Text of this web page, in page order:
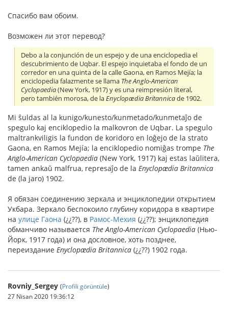
Спасибо вам обоим.
Возможен ли этот перевод?
Debo a la conjunción de un espejo y de una enciclopedia el
descubrimiento de Uqbar. El espejo inquietaba el fondo de un
corredor en una quinta de la calle Gaona, en Ramos Mejía; la
enciclopedia falazmente se llama The Anglo-American
Cyclopaedia(New York, 1917) y es una reimpresión literal,
pero también morosa, de laEnyclopædia Britannicade 1902.
Mi ŝuldas al la kunigo/kunesto/kunmetado/kunmetaĵo de
spegulo kaj enciklopedio la malkovron de Uqbar. La spegulo
maltrankviligis la fundon de koridoro en loĝejo de la strato
Gaona, en Ramos Mejía; la enciklopedio nomiĝas trompe The
Anglo-American Cyclopaedia (New York, 1917) kaj estas laŭlitera,
tamen ankaŭ malfrua, represaĵo de la Enyclopædia Britannica
de (la jaro) 1902.
Я обязан соединению зеркала и энциклопедии открытием
Укбара. Зеркало беспокоило глубину коридора в квартире
на улице Гаона (¿¿??), в Рамос-Мехия (¿¿??); энциклопедия
обманчиво называется The Anglo-American Cyclopaedia (Нью-
Йорк, 1917 года) и она дословное, хоть позднее,
переиздание Enyclopædia Britannica (¿¿??) 1902 года.
Rovniy_Sergey (Profili görüntüle)
27 Nisan 2020 19:36:12